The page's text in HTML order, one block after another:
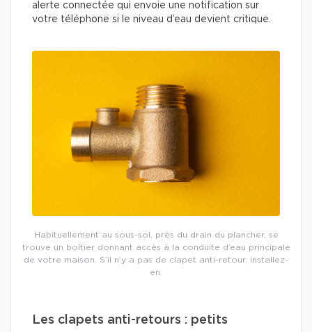
alerte connectée qui envoie une notification sur
votre téléphone si le niveau d’eau devient critique.
Habituellement au sous-sol, près du drain du plancher, se
trouve un boîtier donnant accès à la conduite d’eau principale
de votre maison. S’il n’y a pas de clapet anti-retour, installez-
en.
Les clapets anti-retours : petits